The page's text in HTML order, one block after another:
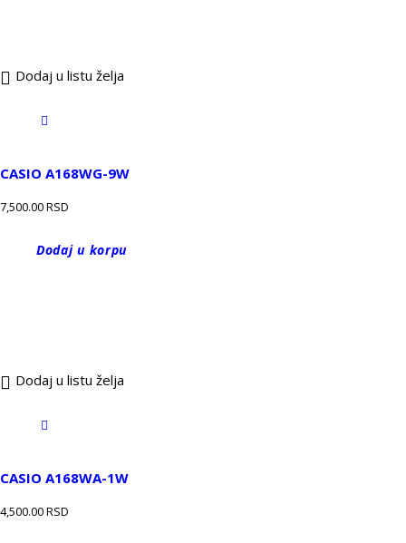
Dodaj u listu želja
CASIO A168WG-9W
7,500.00RSD
Dodaj u korpu
Dodaj u listu želja
CASIO A168WA-1W
4,500.00RSD